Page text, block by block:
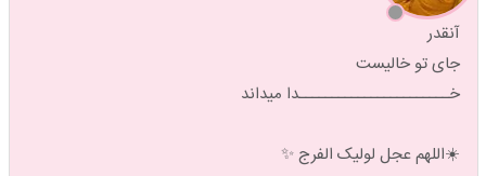
آنقدر
جای تو خالیست
خـــــــــــــــــــــــدا میداند
☀️اللهم عجل لولیک الفرج ✨